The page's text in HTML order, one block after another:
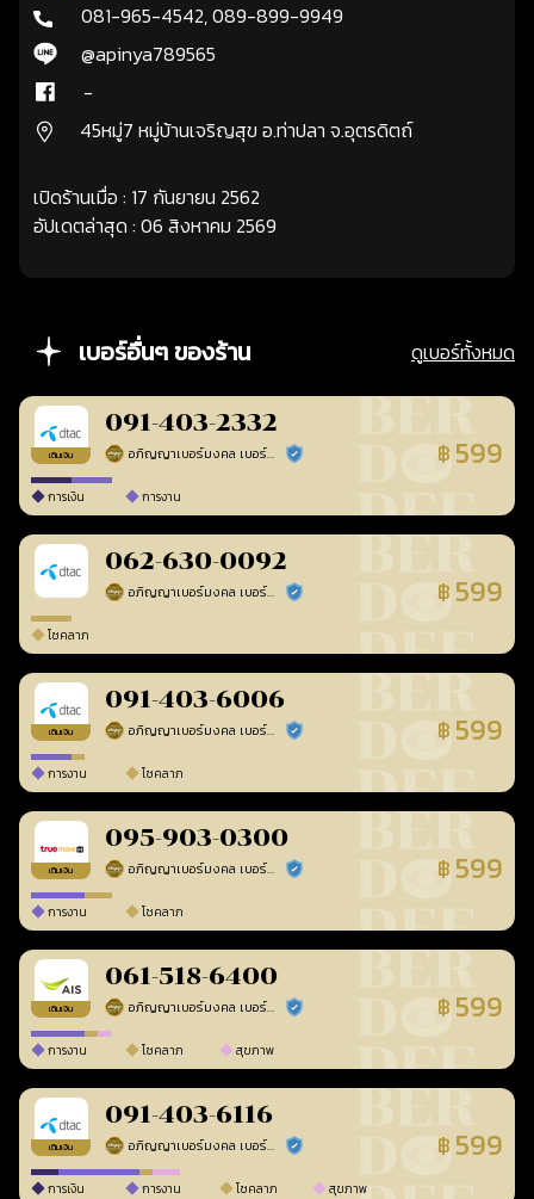
081-965-4542,089-899-9949
@apinya789565
-
45หมู่7 หมู่บ้านเจริญสุข อ.ท่าปลา จ.อุตรดิตถ์
เปิดร้านเมื่อ : 17 กันยายน 2562
อัปเดตล่าสุด : 06 สิงหาคม 2569
เบอร์อื่นๆ ของร้าน ดูเบอร์ทั้งหมด
เติมเงิน
091-403-2332
อภิญญาเบอร์มงคล เบอร์สวยเลขศาสตร์ ร้านยืนยันแล้ว ฿ 599
การเงิน การงาน
062-630-0092
อภิญญาเบอร์มงคล เบอร์สวยเลขศาสตร์ ร้านยืนยันแล้ว ฿ 599
โชคลาภ
เติมเงิน
091-403-6006
อภิญญาเบอร์มงคล เบอร์สวยเลขศาสตร์ ร้านยืนยันแล้ว ฿ 599
การงาน โชคลาภ
เติมเงิน
095-903-0300
อภิญญาเบอร์มงคล เบอร์สวยเลขศาสตร์ ร้านยืนยันแล้ว ฿ 599
การงาน โชคลาภ
เติมเงิน
061-518-6400
อภิญญาเบอร์มงคล เบอร์สวยเลขศาสตร์ ร้านยืนยันแล้ว ฿ 599
การงาน โชคลาภ สุขภาพ
เติมเงิน
091-403-6116
อภิญญาเบอร์มงคล เบอร์สวยเลขศาสตร์ ร้านยืนยันแล้ว ฿ 599
การเงิน การงาน โชคลาภ สุขภาพ